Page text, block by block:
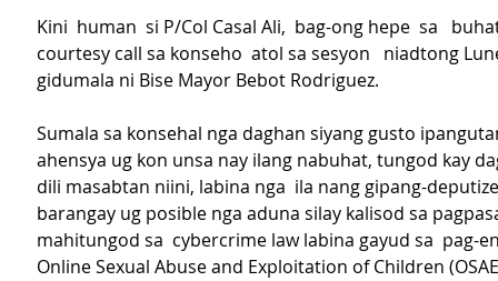
Kini  human  si P/Col Casal Ali,  bag-ong hepe  sa
courtesy call sa konseho  atol sa sesyon   niadtong
gidumala ni Bise Mayor Bebot Rodriguez.
Sumala sa konsehal nga daghan siyang gusto
ahensya ug kon unsa nay ilang nabuhat, tungod kay
dili masabtan niini, labina nga  ila nang gipang-
barangay ug posible nga aduna silay kalisod sa
mahitungod sa  cybercrime law labina gayud sa  pag-
Online Sexual Abuse and Exploitation of Children